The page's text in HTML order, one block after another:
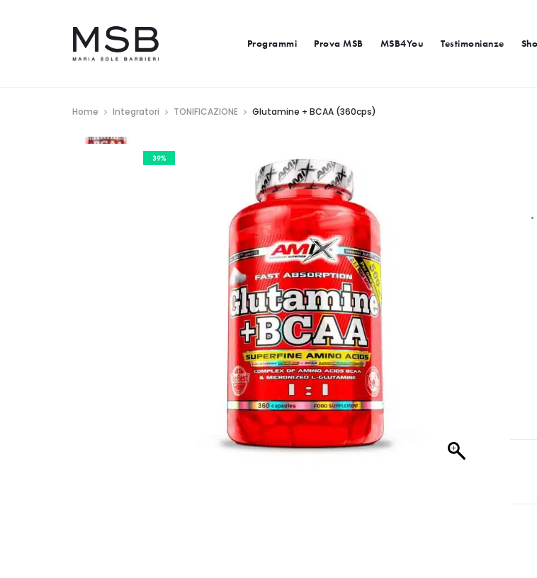
Programmi Prova MSB MSB4You Testimonianze
Home Integratori TONIFICAZIONE Glutamine + BCAA (360cps)
39%